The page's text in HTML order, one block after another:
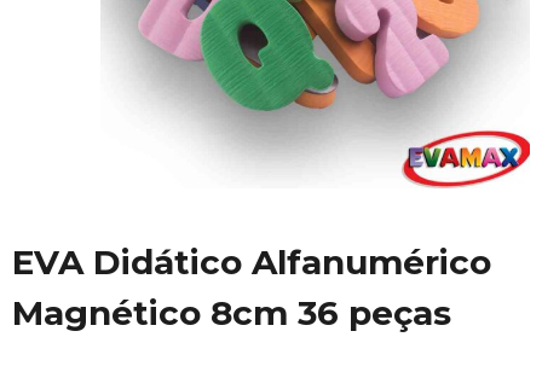
EVA Didático Alfanumérico
Magnético 8cm 36 peças